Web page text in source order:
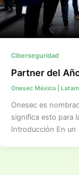
Ciberseguridad
Partner del
Onesec México | Latam
Onesec es
significa esto para
Introducción En un